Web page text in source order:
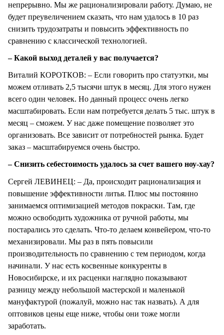
непрерывно. Мы же рационализировали работу. Думаю, не
будет преувеличением сказать, что нам удалось в 10 раз
снизить трудозатраты и повысить эффективность по
сравнению с классической технологией.
– Какой выход деталей у вас получается?
Виталий КОРОТКОВ: – Если говорить про статуэтки, мы
можем отливать 2,5 тысячи штук в месяц. Для этого нужен
всего один человек. Но данный процесс очень легко
масштабировать. Если нам потребуется делать 5 тыс. штук в
месяц – сможем. У нас даже помещение позволяет это
организовать. Все зависит от потребностей рынка. Будет
заказ – масштабируемся очень быстро.
– Снизить себестоимость удалось за счет вашего ноу-хау?
Сергей ЛЕВИНЕЦ: – Да, происходит рационализация и
повышение эффективности литья. Плюс мы постоянно
занимаемся оптимизацией методов покраски. Там, где
можно освободить художника от ручной работы, мы
постарались это сделать. Что-то делаем конвейером, что-то
механизировали. Мы раз в пять повысили
производительность по сравнению с тем периодом, когда
начинали. У нас есть косвенные конкуренты в
Новосибирске, и их расценки наглядно показывают
разницу между небольшой мастерской и маленькой
мануфактурой (пожалуй, можно нас так назвать). А для
оптовиков цены еще ниже, чтобы они тоже могли
заработать.